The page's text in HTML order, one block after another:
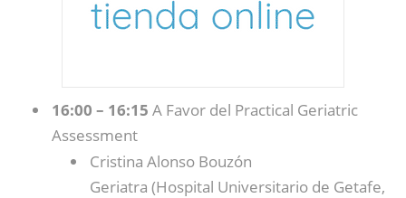
16:00 – 16:15 A Favor del Practical Geriatric
Assessment
Cristina Alonso Bouzón
Geriatra (Hospital Universitario de Getafe,